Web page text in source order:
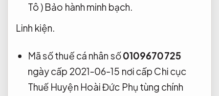
Tô ) Bảo hành minh bạch.
Linh kiện.
Mã số thuế cá nhân số0109670725
ngày cấp 2021-06-15 nơi cấp Chi cục
Thuế Huyện Hoài Đức Phụ tùng chính